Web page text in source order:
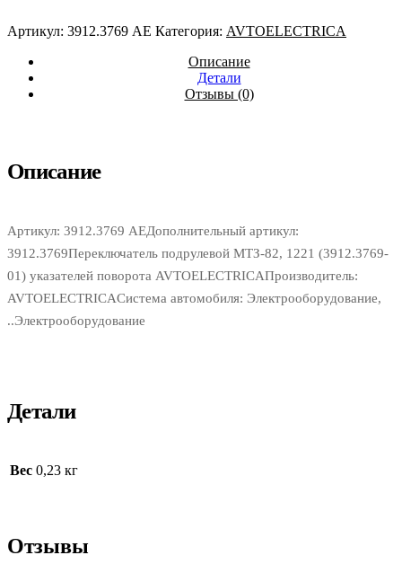
поворота
Артикул: 3912.3769 АЕ Категория: AVTOELECTRICA
Описание
Детали
Отзывы (0)
Описание
Артикул: 3912.3769 АЕДополнительный артикул:
3912.3769Переключатель подрулевой МТЗ-82, 1221 (3912.3769-
01) указателей поворота AVTOELECTRICAПроизводитель:
AVTOELECTRICAСистема автомобиля: Электрооборудование,
..Электрооборудование
Детали
Вес 0,23 кг
Отзывы